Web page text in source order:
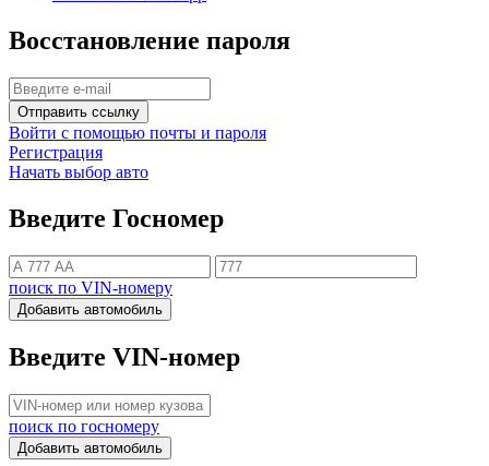
Восстановление пароля
Отправить ссылку
Войти с помощью почты и пароля
Регистрация
Начать выбор авто
Введите Госномер
поиск по VIN-номеру
Добавить автомобиль
Введите VIN-номер
поиск по госномеру
Добавить автомобиль